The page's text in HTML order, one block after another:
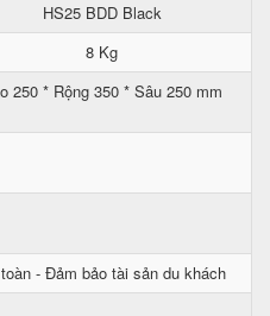
HS25 BDD Black
8 Kg
250 * Rộng 350 * Sâu 250 mm
- Đảm bảo tài sản du khách